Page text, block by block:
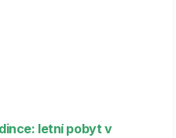
letní pobyt v